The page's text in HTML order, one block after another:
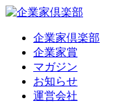
企業家倶楽部
企業家賞
マガジン
お知らせ
運営会社